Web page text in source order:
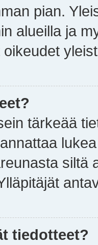
pian.
alueilla ja
tärkeää
siltä
tiedotteet?